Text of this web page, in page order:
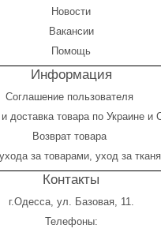
Новости
Вакансии
Помощь
Информация
Соглашение пользователя
доставка товара по Украине и
Возврат товара
за товарами, уход за
Контакты
г.Одесса, ул. Базовая, 11.
Телефоны: